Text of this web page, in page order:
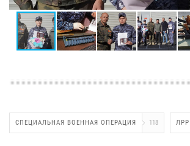
СПЕЦИАЛЬНАЯ ВОЕННАЯ ОПЕРАЦИЯ 118 ЛРР